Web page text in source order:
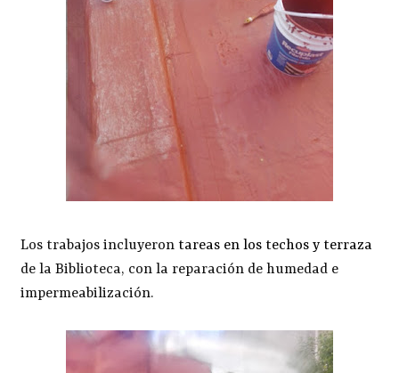
Los trabajos incluyeron tareas en los techos y terraza
de la Biblioteca, con la reparación de humedad e
impermeabilización.